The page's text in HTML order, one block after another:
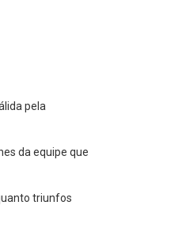
pela
da equipe que
triunfos